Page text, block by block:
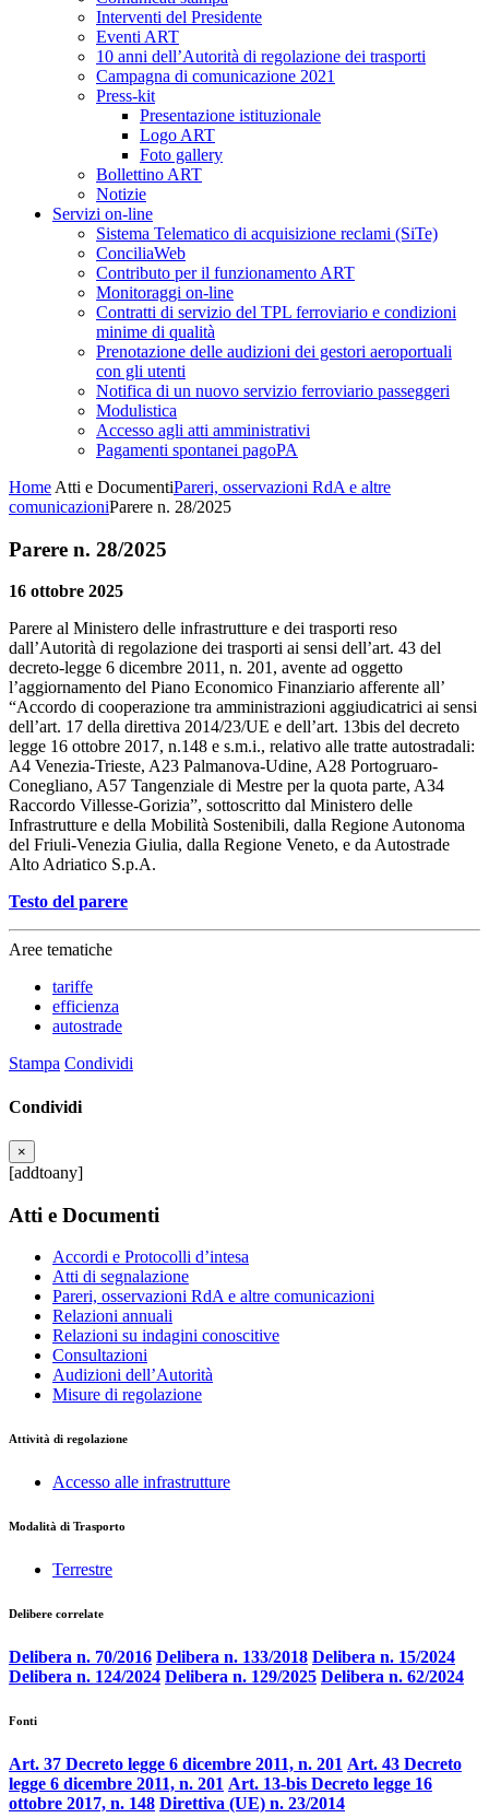
Interventi del Presidente
Eventi ART
10 anni dell’Autorità di regolazione dei trasporti
Campagna di comunicazione 2021
Press-kit
Presentazione istituzionale
Logo ART
Foto gallery
Bollettino ART
Notizie
Servizi on-line
Sistema Telematico di acquisizione reclami (SiTe)
ConciliaWeb
Contributo per il funzionamento ART
Monitoraggi on-line
Contratti di servizio del TPL ferroviario e condizioni
minime di qualità
Prenotazione delle audizioni dei gestori aeroportuali
con gli utenti
Notifica di un nuovo servizio ferroviario passeggeri
Modulistica
Accesso agli atti amministrativi
Pagamenti spontanei pagoPA
Home Atti e DocumentiPareri, osservazioni RdA e altre
comunicazioniParere n. 28/2025
Parere n. 28/2025
16 ottobre 2025
Parere al Ministero delle infrastrutture e dei trasporti reso
dall’Autorità di regolazione dei trasporti ai sensi dell’art. 43 del
decreto-legge 6 dicembre 2011, n. 201, avente ad oggetto
l’aggiornamento del Piano Economico Finanziario afferente all’
“Accordo di cooperazione tra amministrazioni aggiudicatrici ai sensi
dell’art. 17 della direttiva 2014/23/UE e dell’art. 13bis del decreto
legge 16 ottobre 2017, n.148 e s.m.i., relativo alle tratte autostradali:
A4 Venezia-Trieste, A23 Palmanova-Udine, A28 Portogruaro-
Conegliano, A57 Tangenziale di Mestre per la quota parte, A34
Raccordo Villesse-Gorizia”, sottoscritto dal Ministero delle
Infrastrutture e della Mobilità Sostenibili, dalla Regione Autonoma
del Friuli-Venezia Giulia, dalla Regione Veneto, e da Autostrade
Alto Adriatico S.p.A.
Testo del parere
Aree tematiche
tariffe
efficienza
autostrade
Stampa Condividi
Condividi
×
[addtoany]
Atti e Documenti
Accordi e Protocolli d’intesa
Atti di segnalazione
Pareri, osservazioni RdA e altre comunicazioni
Relazioni annuali
Relazioni su indagini conoscitive
Consultazioni
Audizioni dell’Autorità
Misure di regolazione
Attività di regolazione
Accesso alle infrastrutture
Modalità di Trasporto
Terrestre
Delibere correlate
Delibera n. 70/2016 Delibera n. 133/2018 Delibera n. 15/2024
Delibera n. 124/2024 Delibera n. 129/2025 Delibera n. 62/2024
Fonti
Art. 37 Decreto legge 6 dicembre 2011, n. 201 Art. 43 Decreto
legge 6 dicembre 2011, n. 201 Art. 13-bis Decreto legge 16
ottobre 2017, n. 148 Direttiva (UE) n. 23/2014